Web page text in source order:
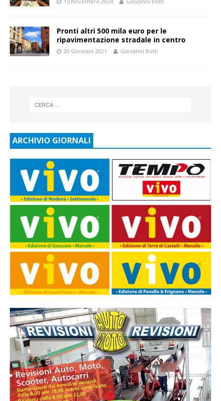
Pronti altri 500 mila euro per le
ripavimentazione stradale in centro
20 Gennaio 2021 Giovanni Botti
ARCHIVIO GIORNALI